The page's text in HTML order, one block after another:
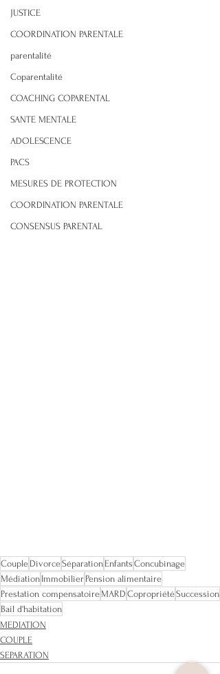
JUSTICE
COORDINATION PARENTALE
parentalité
Coparentalité
COACHING COPARENTAL
SANTE MENTALE
ADOLESCENCE
PACS
MESURES DE PROTECTION
COORDINATION PARENTALE
CONSENSUS PARENTAL
Couple DivorceSéparation Enfants Concubinage
Médiation Immobilier Pension alimentaire
Prestation compensatoire MARD CopropriétéSuccession
Bail d'habitation
MEDIATION
COUPLE
SEPARATION